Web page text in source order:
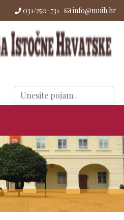
031/250-731 info@muih.hr
Traži
...